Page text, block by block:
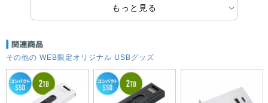
もっと見る
その他の WEB限定オリジナル USBグッズ